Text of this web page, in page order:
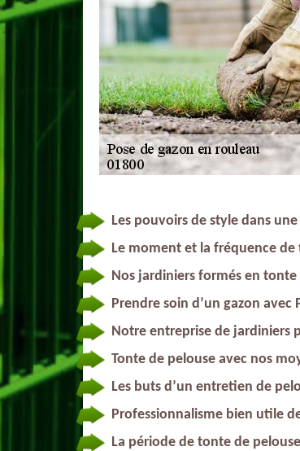
Les pouvoirs de style dans
Le moment et la fréquence
Nos jardiniers formés en tonte
Prendre soin d’un gazon avec
Notre entreprise de jardiniers
Tonte de pelouse avec nos
Les buts d’un entretien de
Professionnalisme bien utile
La période de tonte de